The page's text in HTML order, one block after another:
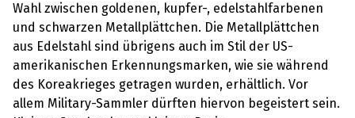
Wahl zwischen goldenen, kupfer-, edelstahlfarbenen
und schwarzen Metallplättchen. Die Metallplättchen
aus Edelstahl sind übrigens auch im Stil der US-
amerikanischen Erkennungsmarken, wie sie während
des Koreakrieges getragen wurden, erhältlich. Vor
allem Military-Sammler dürften hiervon begeistert sein.